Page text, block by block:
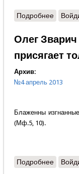
Подробнеео
Олег Зварич
присягает
Архив:
№4 апрель 2013
Блаженны
(Мф.5, 10).
Подробнеео Олег